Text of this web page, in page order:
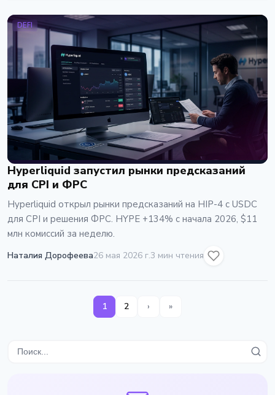
DEFI
Hyperliquid запустил рынки предсказаний
для CPI и ФРС
Hyperliquid открыл рынки предсказаний на HIP-4 с USDC
для CPI и решения ФРС. HYPE +134% с начала 2026, $11
млн комиссий за неделю.
Наталия Дорофеева26 мая 2026 г.3 мин чтения
1 2 › »